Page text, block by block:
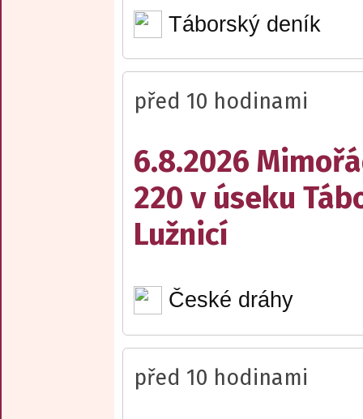
Táborský deník
před 10 hodinami
6.8.2026
220 v úseku
Lužnicí
České dráhy
před 10 hodinami